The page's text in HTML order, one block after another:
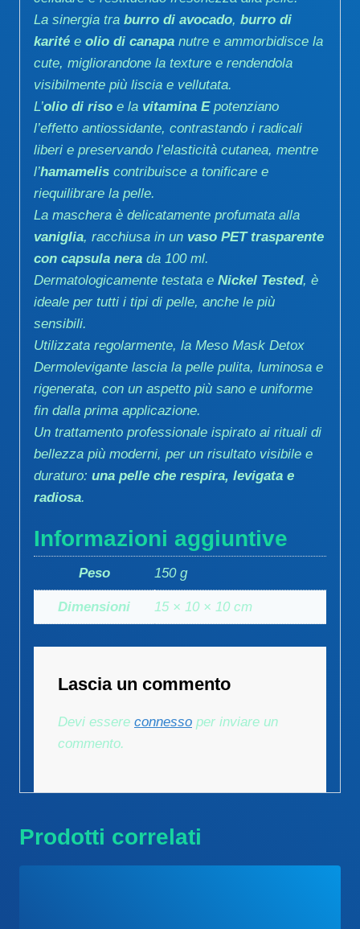
La sinergia tra burro di avocado, burro di
karité e olio di canapa nutre e ammorbidisce la
cute, migliorandone la texture e rendendola
visibilmente più liscia e vellutata.
L’olio di riso e la vitamina Epotenziano
l’effetto antiossidante, contrastando i radicali
liberi e preservando l’elasticità cutanea, mentre
l’hamamelis contribuisce a tonificare e
riequilibrare la pelle.
La maschera è delicatamente profumata alla
vaniglia, racchiusa in un vaso PET trasparente
con capsula nera da 100 ml.
Dermatologicamente testata e Nickel Tested, è
ideale per tutti i tipi di pelle, anche le più
sensibili.
Utilizzata regolarmente, la Meso Mask Detox
Dermolevigante lascia la pelle pulita, luminosa e
rigenerata, con un aspetto più sano e uniforme
fin dalla prima applicazione.
Un trattamento professionale ispirato ai rituali di
bellezza più moderni, per un risultato visibile e
duraturo: una pelle che respira, levigata e
radiosa.
Informazioni aggiuntive
Peso 150 g
Dimensioni 15 × 10 × 10 cm
Lascia un commento
Devi essere connesso per inviare un
commento.
Prodotti correlati